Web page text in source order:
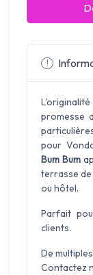
promesse
pour
Bum Bum
terrasse
ou hôtel.
Parfait
clients.
De
Contactez